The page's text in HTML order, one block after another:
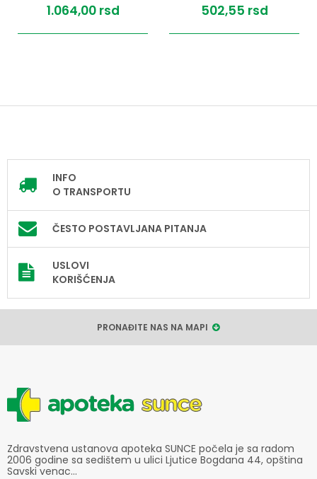
1.064,00 rsd 502,55 rsd
INFO
O TRANSPORTU
ČESTO POSTAVLJANA PITANJA
USLOVI
KORIŠĆENJA
PRONAĐITE NAS NA MAPI
Zdravstvena ustanova apoteka SUNCE počela je sa radom
2006 godine sa sedištem u ulici Ljutice Bogdana 44, opština
Savski venac...